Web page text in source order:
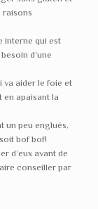
raisons
interne qui est
d’une
va aider le foie et
en apaisant la
un peu englués,
bof bof!
d’eux avant de
conseiller par